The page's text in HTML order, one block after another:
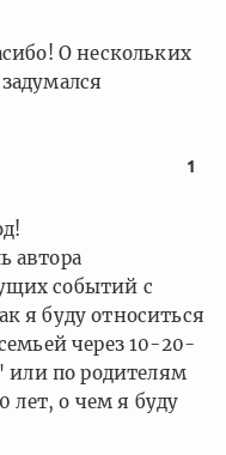
О нескольких
1
автора
событий с
я буду относиться
через 10-20-
или по родителям
лет, о чем я буду